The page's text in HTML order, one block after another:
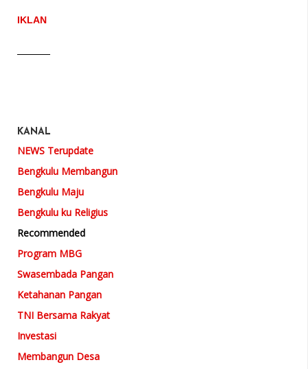
IKLAN
KANAL
NEWS Terupdate
Bengkulu Membangun
Bengkulu Maju
Bengkulu ku Religius
Recommended
Program MBG
Swasembada Pangan
Ketahanan Pangan
TNI Bersama Rakyat
Investasi
Membangun Desa